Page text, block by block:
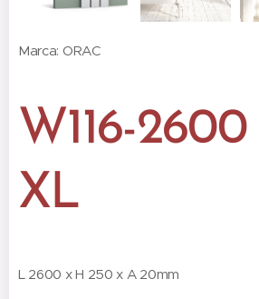
Marca: ORAC
W116-
XL
L 2600 x H 250 x A 20mm